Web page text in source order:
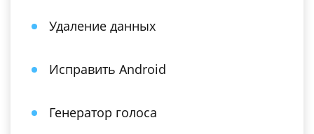
Удаление данных
Исправить Android
Генератор голоса